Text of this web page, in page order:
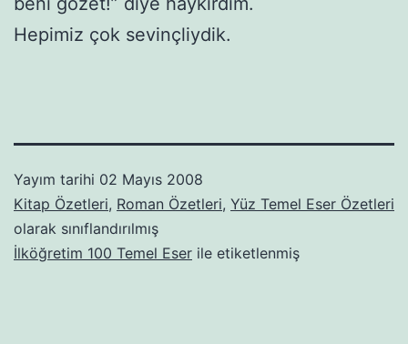
Hepimiz çok sevinçliydik.
Yayım tarihi 02 Mayıs 2008
Kitap Özetleri, Roman Özetleri, Yüz Temel Eser Özetleri
olarak sınıflandırılmış
İlköğretim 100 Temel Eser ile etiketlenmiş